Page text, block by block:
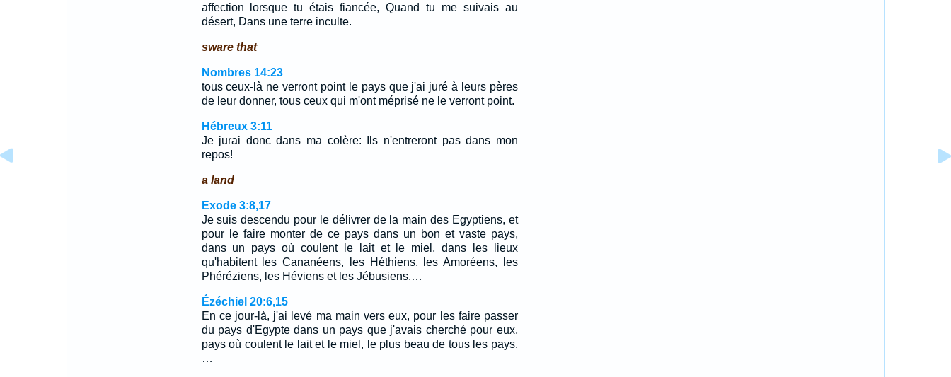
affection lorsque tu étais fiancée, Quand tu me suivais au
désert, Dans une terre inculte.
sware that
Nombres 14:23
tous ceux-là ne verront point le pays que j'ai juré à leurs pères
de leur donner, tous ceux qui m'ont méprisé ne le verront point.
Hébreux 3:11
Je jurai donc dans ma colère: Ils n'entreront pas dans mon
repos!
a land
Exode 3:8,17
Je suis descendu pour le délivrer de la main des Egyptiens, et
pour le faire monter de ce pays dans un bon et vaste pays,
dans un pays où coulent le lait et le miel, dans les lieux
qu'habitent les Cananéens, les Héthiens, les Amoréens, les
Phéréziens, les Héviens et les Jébusiens.…
Ézéchiel 20:6,15
En ce jour-là, j'ai levé ma main vers eux, pour les faire passer
du pays d'Egypte dans un pays que j'avais cherché pour eux,
pays où coulent le lait et le miel, le plus beau de tous les pays.
…